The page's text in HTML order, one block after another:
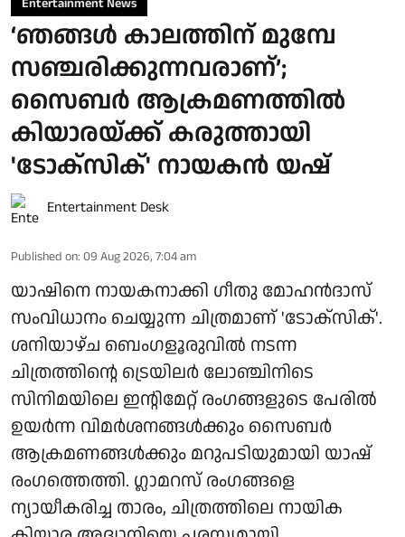
‘ഞങ്ങൾ കാലത്തിന് മുമ്പേ
സഞ്ചരിക്കുന്നവരാണ്’;
സൈബർ ആക്രമണത്തിൽ
കിയാരയ്ക്ക് കരുത്തായി
'ടോക്സിക്' നായകൻ യഷ്
Entertainment Desk
Published on: 09 Aug 2026, 7:04 am
യാഷിനെ നായകനാക്കി ഗീതു മോഹൻദാസ്
സംവിധാനം ചെയ്യുന്ന ചിത്രമാണ് 'ടോക്സിക്'.
ശനിയാഴ്ച ബെംഗളൂരുവിൽ നടന്ന
ചിത്രത്തിന്റെ ട്രെയിലർ ലോഞ്ചിനിടെ
സിനിമയിലെ ഇന്റിമേറ്റ് രംഗങ്ങളുടെ പേരിൽ
ഉയർന്ന വിമർശനങ്ങൾക്കും സൈബർ
ആക്രമണങ്ങൾക്കും മറുപടിയുമായി യാഷ്
രംഗത്തെത്തി. ഗ്ലാമറസ് രംഗങ്ങളെ
ന്യായീകരിച്ച താരം, ചിത്രത്തിലെ നായിക